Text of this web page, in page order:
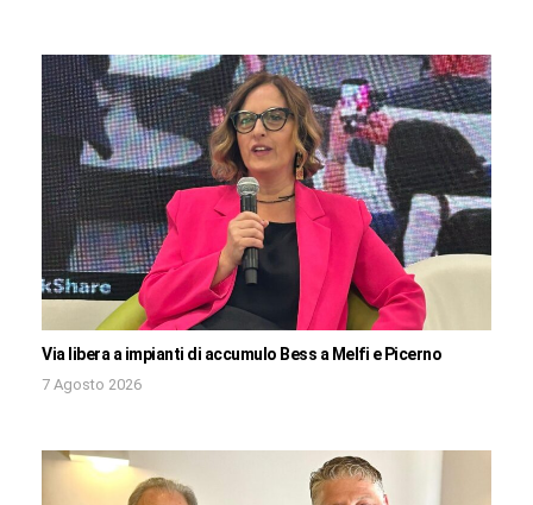
Via libera a impianti di accumulo Bess a Melfi e Picerno
7 Agosto 2026